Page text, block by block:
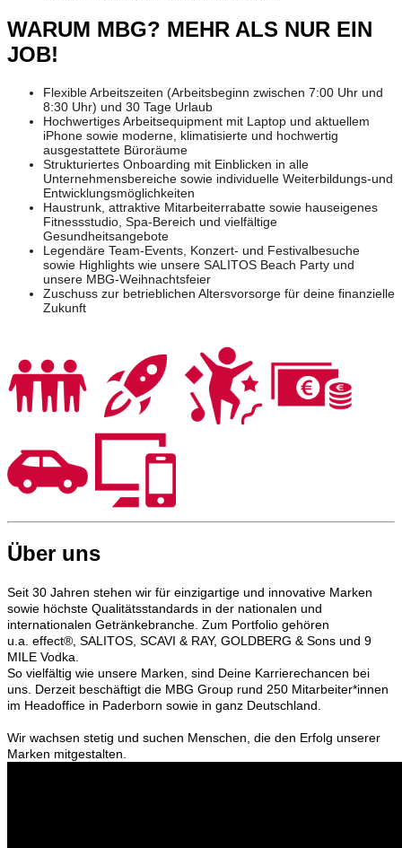
WARUM MBG? MEHR ALS NUR EIN
JOB!
Flexible Arbeitszeiten (Arbeitsbeginn zwischen 7:00 Uhr und
8:30 Uhr) und 30 Tage Urlaub
Hochwertiges Arbeitsequipment mit Laptop und aktuellem
iPhone sowie moderne, klimatisierte und hochwertig
ausgestattete Büroräume
Strukturiertes Onboarding mit Einblicken in alle
Unternehmensbereiche sowie individuelle Weiterbildungs-und
Entwicklungsmöglichkeiten
Haustrunk, attraktive Mitarbeiterrabatte sowie hauseigenes
Fitnessstudio, Spa-Bereich und vielfältige
Gesundheitsangebote
Legendäre Team-Events, Konzert- und Festivalbesuche
sowie Highlights wie unsere SALITOS Beach Party und
unsere MBG-Weihnachtsfeier
Zuschuss zur betrieblichen Altersvorsorge für deine finanzielle
Zukunft
Über uns
Seit 30 Jahren stehen wir für einzigartige und innovative Marken
sowie höchste Qualitätsstandards in der nationalen und
internationalen Getränkebranche. Zum Portfolio gehören
u.a. effect®, SALITOS, SCAVI & RAY, GOLDBERG & Sons und 9
MILE Vodka.
So vielfältig wie unsere Marken, sind Deine Karrierechancen bei
uns. Derzeit beschäftigt die MBG Group rund 250 Mitarbeiter*innen
im Headoffice in Paderborn sowie in ganz Deutschland.
Wir wachsen stetig und suchen Menschen, die den Erfolg unserer
Marken mitgestalten.